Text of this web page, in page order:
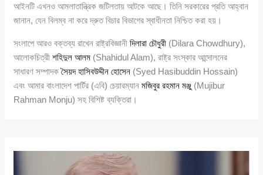
আইনটি এখনও আমলাতান্ত্রিক জটিলতায় আটকে আছে। তিনি সরকারের প্রতি আহ্বান
জানান, যেন বিলম্ব না করে দ্রুত বিচার বিভাগের স্বাধীনতা নিশ্চিত করা হয়।
সংলাপে আরও বক্তব্য রাখেন রাষ্ট্রবিজ্ঞানীদিলারা চৌধুরী (Dilara Chowdhury),
আলোকচিত্রীশহিদুল আলম (Shahidul Alam), রাষ্ট্র সংস্কার আন্দোলনের
সাধারণ সম্পাদকসৈয়দ হাসিবউদ্দীন হোসেন (Syed Hasibuddin Hossain)
এবং আমার বাংলাদেশ পার্টির (এবি) চেয়ারম্যানমজিবুর রহমান মঞ্জু (Mujibur
Rahman Monju) সহ বিশিষ্ট ব্যক্তিরা।